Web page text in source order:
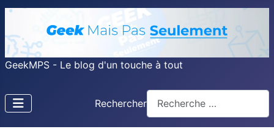
GeekMPS - Le blog d'un touche à tout
Rechercher